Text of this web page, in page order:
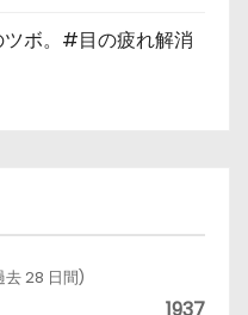
ボ。#目の疲れ解消
去 28 日間)
1937